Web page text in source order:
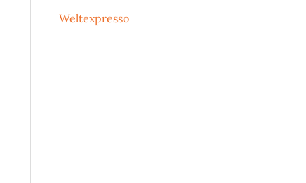
Weltexpresso